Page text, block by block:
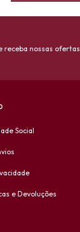
receba nossas ofertas.
Social
e Devoluções